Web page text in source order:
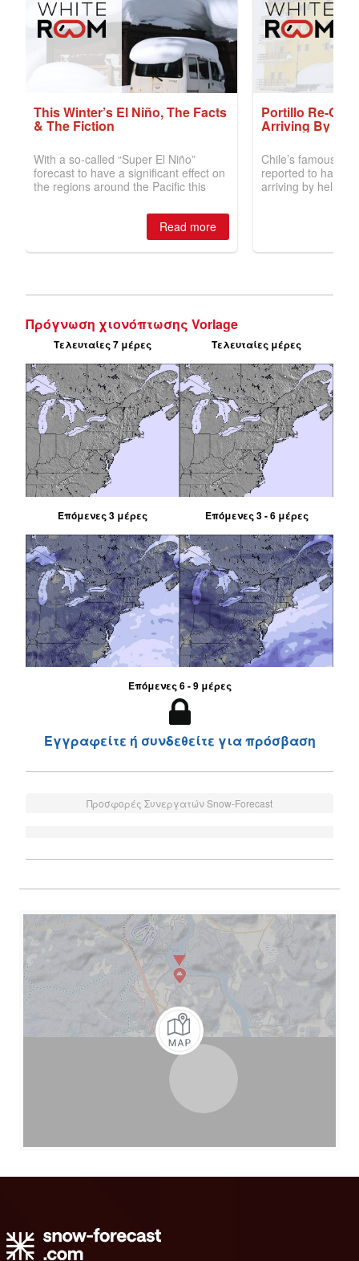
Πρόγνωση χιονόπτωσης Vorlage
Τελευταίες 7 μέρες Τελευταίες μέρες
Επόμενες 3 μέρες Επόμενες 3 - 6 μέρες
Επόμενες 6 - 9 μέρες
Εγγραφείτε ή συνδεθείτε για πρόσβαση
Προσφορές Συνεργατών Snow-Forecast